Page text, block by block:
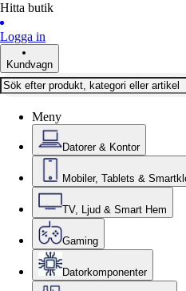
Hitta butik
Logga in
Kundvagn
Meny
Datorer & Kontor
Mobiler, Tablets &
TV, Ljud & Smart Hem
Gaming
Datorkomponenter